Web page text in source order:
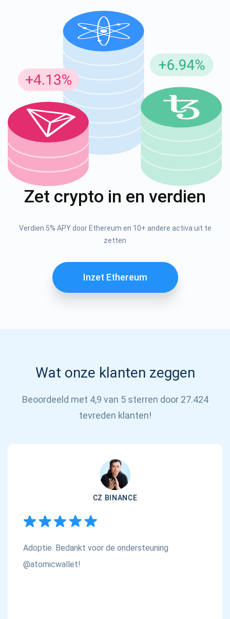
Zet crypto in en verdien
Verdien 5% APY door Ethereum en 10+ andere activa uit te
zetten
Inzet Ethereum
Wat onze klanten zeggen
Beoordeeld met 4,9 van 5 sterren door 27.424
tevreden klanten!
CZ BINANCE
Adoptie. Bedankt voor de ondersteuning
@atomicwallet!
Atomic
support@atomicwallet.io
Check ons ​​YouTube
Abonneer u op updates
Ontvang als eerste de nieuwste projectupdates en
cryptogidsen
Abonneren